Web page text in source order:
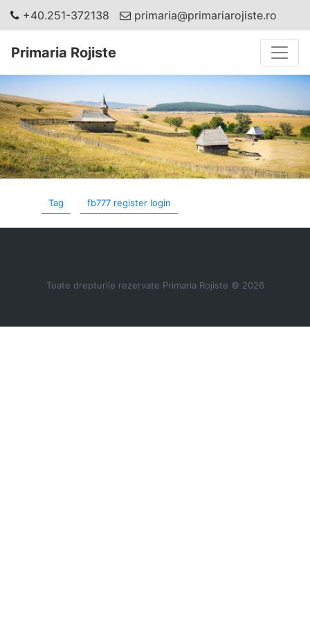
+40.251-372138 primaria@primariarojiste.ro
Primaria Rojiste
Tag fb777 register login
Toate drepturile rezervate Primaria Rojiste © 2026